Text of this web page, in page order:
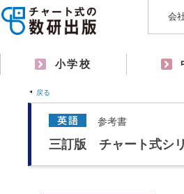
会
小学校
戻る
参考書
三訂版 チャート式シ